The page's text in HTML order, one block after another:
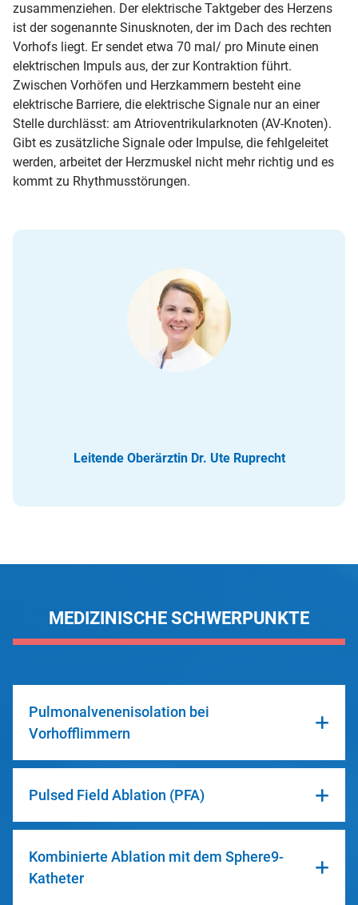
zusammenziehen. Der elektrische Taktgeber des Herzens
ist der sogenannte Sinusknoten, der im Dach des rechten
Vorhofs liegt. Er sendet etwa 70 mal/ pro Minute einen
elektrischen Impuls aus, der zur Kontraktion führt.
Zwischen Vorhöfen und Herzkammern besteht eine
elektrische Barriere, die elektrische Signale nur an einer
Stelle durchlässt: am Atrioventrikularknoten (AV-Knoten).
Gibt es zusätzliche Signale oder Impulse, die fehlgeleitet
werden, arbeitet der Herzmuskel nicht mehr richtig und es
kommt zu Rhythmusstörungen.
Leitende Oberärztin Dr. Ute Ruprecht
MEDIZINISCHE SCHWERPUNKTE
Pulmonalvenenisolation bei
Vorhofflimmern
Pulsed Field Ablation (PFA)
Kombinierte Ablation mit dem Sphere9-
Katheter